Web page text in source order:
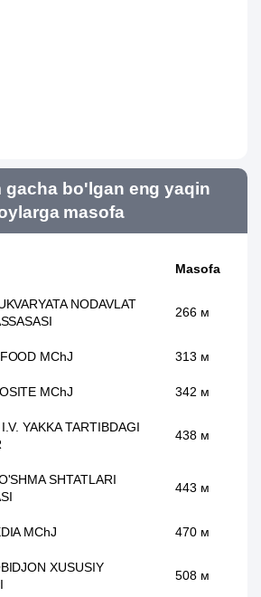
gacha bo'lgan eng yaqin
masofa
Masofa
NODAVLAT
266 м
MChJ 313 м
MChJ 342 м
YAKKA TARTIBDAGI
438 м
SHTATLARI
443 м
MChJ 470 м
XUSUSIY
508 м